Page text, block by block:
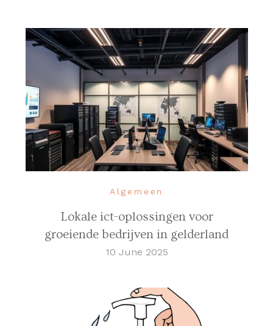
Algemeen
Lokale ict-oplossingen voor
groeiende bedrijven in gelderland
10 June 2025